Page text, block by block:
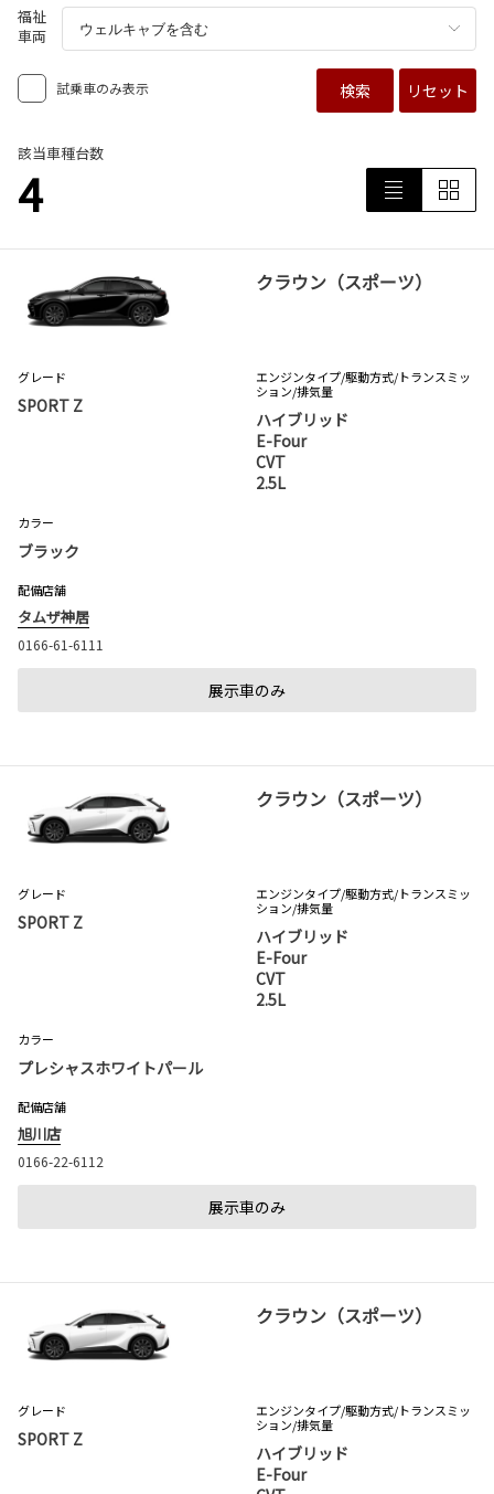
福祉
車両
試乗車のみ表示 検索 リセット
該当車種台数
4
クラウン（スポーツ）
グレード
SPORT Z
エンジンタイプ/駆動方式/トランスミッ
ション/排気量
ハイブリッド
E-Four
CVT
2.5L
カラー
ブラック
配備店舗
タムザ神居
0166-61-6111
展示車のみ
クラウン（スポーツ）
グレード
SPORT Z
エンジンタイプ/駆動方式/トランスミッ
ション/排気量
ハイブリッド
E-Four
CVT
2.5L
カラー
プレシャスホワイトパール
配備店舗
旭川店
0166-22-6112
展示車のみ
クラウン（スポーツ）
グレード
SPORT Z
エンジンタイプ/駆動方式/トランスミッ
ション/排気量
ハイブリッド
E-Four